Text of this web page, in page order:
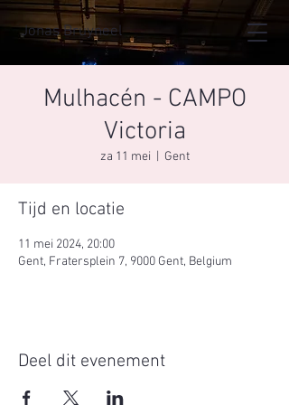
Jonas Bruyneel
Mulhacén - CAMPO
Victoria
za 11 mei Gent
Tijd en locatie
11 mei 2024, 20:00
Gent, Fratersplein 7, 9000 Gent, Belgium
Deel dit evenement